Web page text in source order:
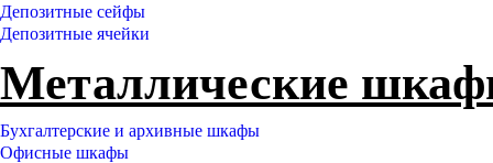
Депозитные сейфы
Депозитные ячейки
Металлические
Бухгалтерские и архивные шкафы
Офисные шкафы